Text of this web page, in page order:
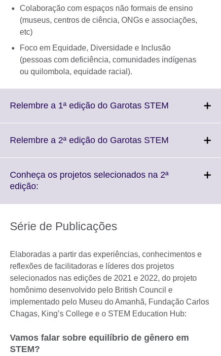
Colaboração com espaços não formais de ensino
(museus, centros de ciência, ONGs e associações,
etc)
Foco em Equidade, Diversidade e Inclusão
(pessoas com deficiência, comunidades indígenas
ou quilombola, equidade racial).
Relembre a 1ª edição do Garotas STEM
Relembre a 2ª edição do Garotas STEM
More
Conheça os projetos selecionados na 2ª
edição:
More
information
Série de Publicações
Elaboradas a partir das experiências, conhecimentos e
reflexões de facilitadoras e líderes dos projetos
selecionados nas edições de 2021 e 2022, do projeto
homônimo desenvolvido pelo British Council e
implementado pelo Museu do Amanhã, Fundação Carlos
Chagas, King’s College e o STEM Education Hub:
Vamos falar sobre equilíbrio de gênero em
STEM?